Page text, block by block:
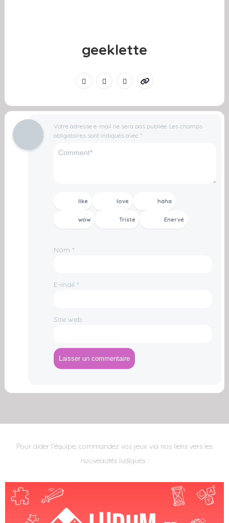
geeklette
Votre adresse e-mail ne sera pas publiée. Les champs
obligatoires sont indiqués avec *
like love haha
wow Triste Enervé
Nom *
E-mail *
Site web
l
a
v
e
Pour aider l'équipe, commandez vos jeux via nos liens vers les
nouveautés ludiques :